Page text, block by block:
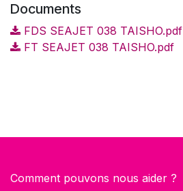
Documents
FDS SEAJET 038 TAISHO.pdf
FT SEAJET 038 TAISHO.pdf
Comment pouvons nous aider ?